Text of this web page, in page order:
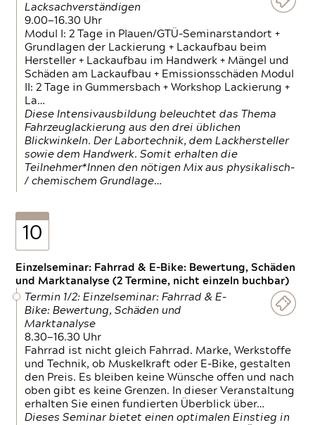
Lacksachverständigen
9.00—16.30 Uhr
Modul I: 2 Tage in Plauen/GTÜ-Seminarstandort +
Grundlagen der Lackierung + Lackaufbau beim
Hersteller + Lackaufbau im Handwerk + Mängel und
Schäden am Lackaufbau + Emissionsschäden Modul
II: 2 Tage in Gummersbach + Workshop Lackierung +
La…
Diese Intensivausbildung beleuchtet das Thema
Fahrzeuglackierung aus den drei üblichen
Blickwinkeln. Der Labortechnik, dem Lackhersteller
sowie dem Handwerk. Somit erhalten die
Teilnehmer*Innen den nötigen Mix aus physikalisch-
/ chemischem Grundlage…
10
Einzelseminar: Fahrrad & E-Bike: Bewertung, Schäden
und Marktanalyse (2 Termine, nicht einzeln buchbar)
Termin 1/2: Einzelseminar: Fahrrad & E-
Bike: Bewertung, Schäden und
Marktanalyse
8.30—16.30 Uhr
Fahrrad ist nicht gleich Fahrrad. Marke, Werkstoffe
und Technik, ob Muskelkraft oder E-Bike, gestalten
den Preis. Es bleiben keine Wünsche offen und nach
oben gibt es keine Grenzen. In dieser Veranstaltung
erhalten Sie einen fundierten Überblick über…
Dieses Seminar bietet einen optimalen Einstieg in